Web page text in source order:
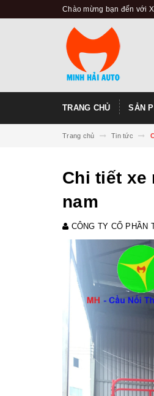
Chào mừng bạn đến với
TRANG CHỦ SẢN
Trang chủ Tin tức
Chi tiết xe
nam
CÔNG TY CỔ PHẦN